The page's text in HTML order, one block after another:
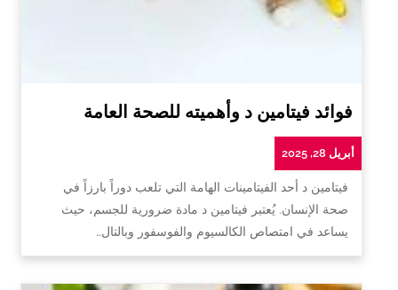
فوائد فيتامين د وأهميته للصحة العامة
أبريل 28, 2025
فيتامين د أحد الفيتامينات الهامة التي تلعب دوراً بارزاً في
صحة الإنسان. يُعتبر فيتامين د مادة ضرورية للجسم، حيث
يساعد في امتصاص الكالسيوم والفوسفور وبالتال…